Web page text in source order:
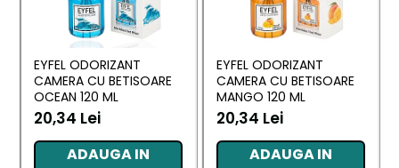
EYFEL ODORIZANT
CAMERA CU BETISOARE
OCEAN 120 ML
20,34 Lei
ADAUGA IN
EYFEL ODORIZANT
CAMERA CU BETISOARE
MANGO 120 ML
20,34 Lei
ADAUGA IN